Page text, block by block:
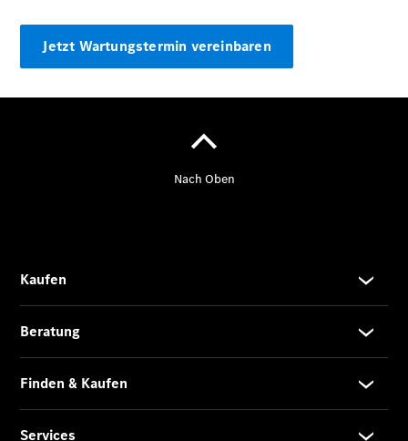
elektrisch
EQS
Limousine -
elektrisch
Klasse
Jetzt Wartungstermin vereinbaren